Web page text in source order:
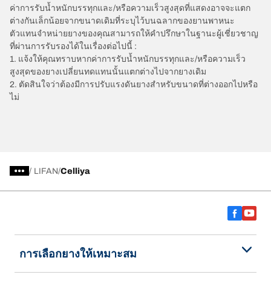
ค่าการรับน้ำหนักบรรทุกและ/หรือความเร็วสูงสุดที่แสดงอาจจะแตก
ต่างกันเล็กน้อยจากขนาดเดิมที่ระบุไว้บนฉลากของยานพาหนะ
ตัวแทนจำหน่ายยางของคุณสามารถให้คำปรึกษาในฐานะผู้เชี่ยวชาญ
ที่ผ่านการรับรองได้ในเรื่องต่อไปนี้ :
1. แจ้งให้คุณทราบหากค่าการรับน้ำหนักบรรทุกและ/หรือความเร็ว
สูงสุดของยางเปลี่ยนทดแทนนั้นแตกต่างไปจากยางเดิม
2. ตัดสินใจว่าต้องมีการปรับแรงดันยางสำหรับขนาดที่ต่างออกไปหรือ
ไม่
/ LIFAN Celliya
การเลือกยางให้เหมาะสม